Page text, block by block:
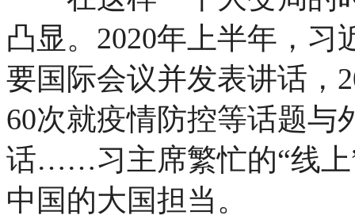
凸显。2020年上半年，
要国际会议并发表讲话，
60次就疫情防控等话题与
话……习主席繁忙的“线上
中国的大国担当。